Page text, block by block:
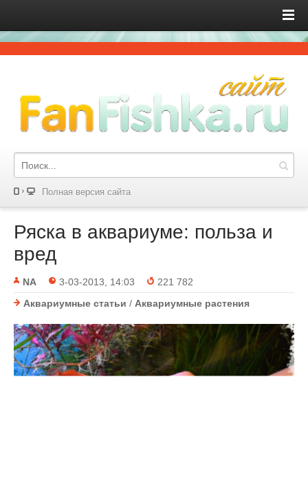
Полная версия сайта
Ряска в аквариуме: польза и
вред
NA 3-03-2013, 14:03
221 782
Аквариумные статьи / Аквариумные растения